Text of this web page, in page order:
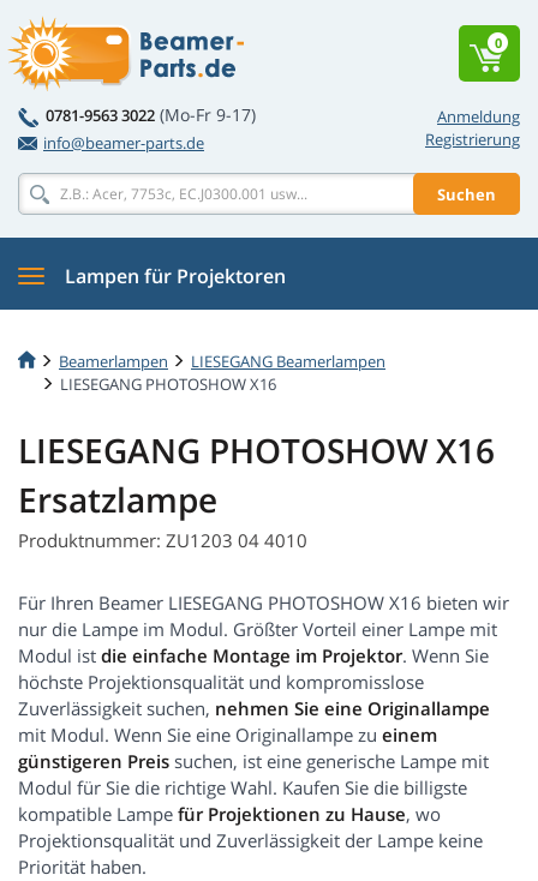
Anmeldung
Registrierung
0781-9563 3022 (Mo-Fr 9-17)
info@beamer-parts.de
Suchen
0
Lampen für Projektoren
Beamerlampen
LIESEGANG Beamerlampen
LIESEGANG PHOTOSHOW X16
LIESEGANG PHOTOSHOW X16
Ersatzlampe
Produktnummer: ZU1203 04 4010
Für Ihren Beamer LIESEGANG PHOTOSHOW X16 bieten wir
nur die Lampe im Modul. Größter Vorteil einer Lampe mit
Modul ist die einfache Montage im Projektor. Wenn Sie
höchste Projektionsqualität und kompromisslose
Zuverlässigkeit suchen, nehmen Sie eine Originallampe
mit Modul. Wenn Sie eine Originallampe zu einem
günstigeren Preis suchen, ist eine generische Lampe mit
Modul für Sie die richtige Wahl. Kaufen Sie die billigste
kompatible Lampe für Projektionen zu Hause, wo
Projektionsqualität und Zuverlässigkeit der Lampe keine
Priorität haben.